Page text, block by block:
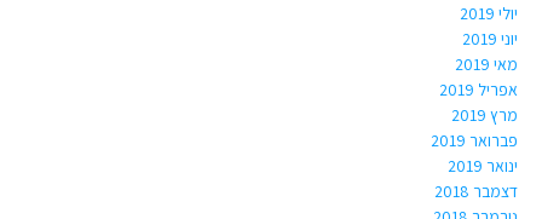
יולי 2019
יוני 2019
מאי 2019
אפריל 2019
מרץ 2019
פברואר 2019
ינואר 2019
דצמבר 2018